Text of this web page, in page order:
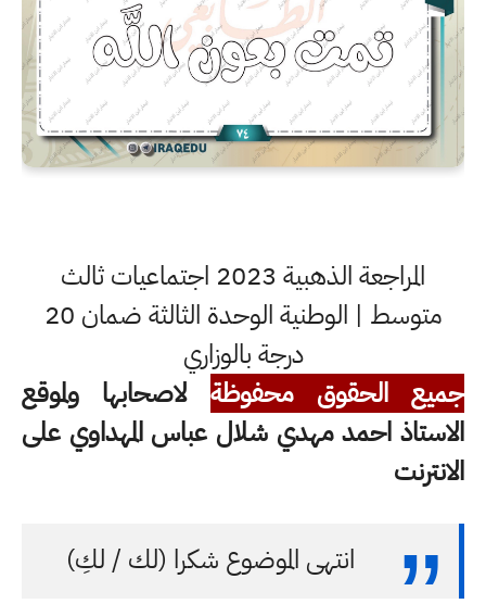
المراجعة الذهبية 2023 اجتماعيات ثالث
متوسط | الوطنية الوحدة الثالثة ضمان 20
درجة بالوزاري
جميع الحقوق محفوظة لاصحابها ولموقع
الاستاذ احمد مهدي شلال عباس المهداوي على
الانترنت
انتهى الموضوع شكرا (لك / لكِ)